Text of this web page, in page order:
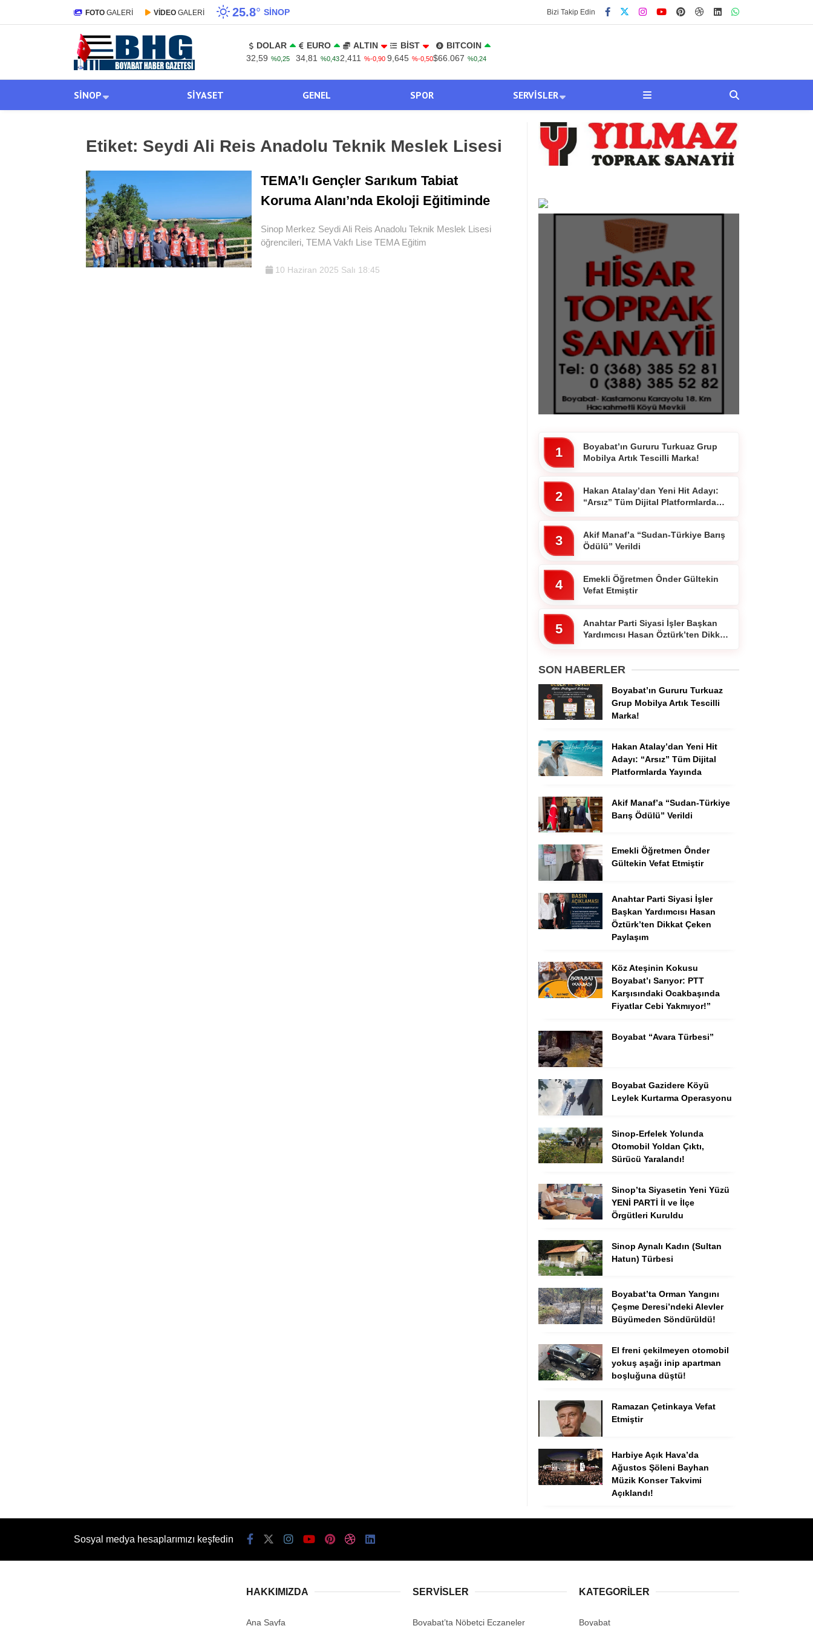
FOTO GALERİ VİDEO GALERİ 25.8° SINOP Bizi Takip Edin
DOLAR
32,59 %0,25
EURO
34,81
%0,43
ALTIN
2,411
%-0,90
BİST
9,645 %-0,50
BITCOIN
$66.067 %0,24
SINOP SIYASET GENEL SPOR SERVISLER
Etiket: Seydi Ali Reis Anadolu Teknik Meslek Lisesi
TEMA’lı Gençler Sarıkum Tabiat
Koruma Alanı’nda Ekoloji Eğitiminde
Sinop Merkez Seydi Ali Reis Anadolu Teknik Meslek Lisesi
öğrencileri, TEMA Vakfı Lise TEMA Eğitim
10 Haziran 2025 Salı 18:45
1
Boyabat’ın Gururu Turkuaz Grup
Mobilya Artık Tescilli Marka!
2
Hakan Atalay’dan Yeni Hit Adayı:
“Arsız” Tüm Dijital Platformlarda
3
Akif Manaf’a “Sudan-Türkiye Barış
Ödülü” Verildi
4
Emekli Öğretmen Ônder Gültekin
Vefat Etmiştir
5
Anahtar Parti Siyasi İşler Başkan
Yardımcısı Hasan Öztürk’ten Dikkat
SON HABERLER
Boyabat’ın Gururu Turkuaz
Grup Mobilya Artık Tescilli
Marka!
Hakan Atalay’dan Yeni Hit
Adayı: “Arsız” Tüm Dijital
Platformlarda Yayında
Akif Manaf’a “Sudan-Türkiye
Barış Ödülü” Verildi
Emekli Öğretmen Ônder
Gültekin Vefat Etmiştir
Anahtar Parti Siyasi İşler
Başkan Yardımcısı Hasan
Öztürk’ten Dikkat Çeken
Paylaşım
Köz Ateşinin Kokusu
Boyabat’ı Sarıyor: PTT
Karşısındaki Ocakbaşında
Fiyatlar Cebi Yakmıyor!”
Boyabat “Avara Türbesi”
Boyabat Gazidere Köyü
Leylek Kurtarma Operasyonu
Sinop-Erfelek Yolunda
Otomobil Yoldan Çıktı,
Sürücü Yaralandı!
Sinop’ta Siyasetin Yeni Yüzü
YENİ PARTİ İl ve İlçe
Örgütleri Kuruldu
Sinop Aynalı Kadın (Sultan
Hatun) Türbesi
Boyabat’ta Orman Yangını
Çeşme Deresi’ndeki Alevler
Büyümeden Söndürüldü!
El freni çekilmeyen otomobil
yokuş aşağı inip apartman
boşluğuna düştü!
Ramazan Çetinkaya Vefat
Etmiştir
Harbiye Açık Hava’da
Ağustos Şöleni Bayhan
Müzik Konser Takvimi
Açıklandı!
Sosyal medya hesaplarımızı keşfedin
HAKKIMIZDA
Ana Sayfa
SERVISLER
Boyabat’ta Nöbetçi Eczaneler
KATEGORILER
Boyabat